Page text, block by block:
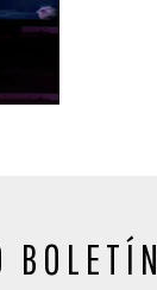
BOLETÍN